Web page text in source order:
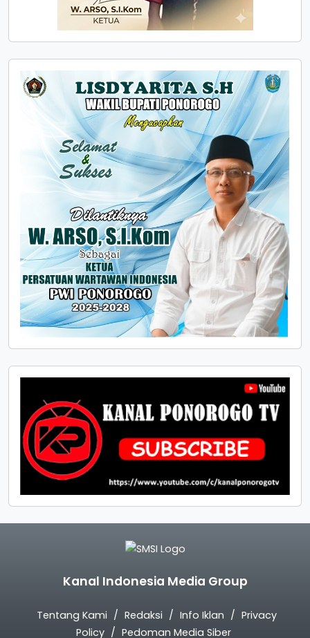
Kanal Indonesia Media Group
Tentang Kami Redaksi Info Iklan
Privacy
Policy
Pedoman Media Siber